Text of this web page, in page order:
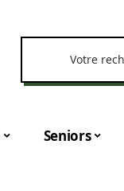
Seniors